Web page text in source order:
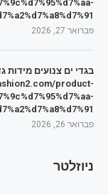
פברואר 27, 2026
בגדי ים צנועים מידות
product-
פברואר 26, 2026
ניוזלטר